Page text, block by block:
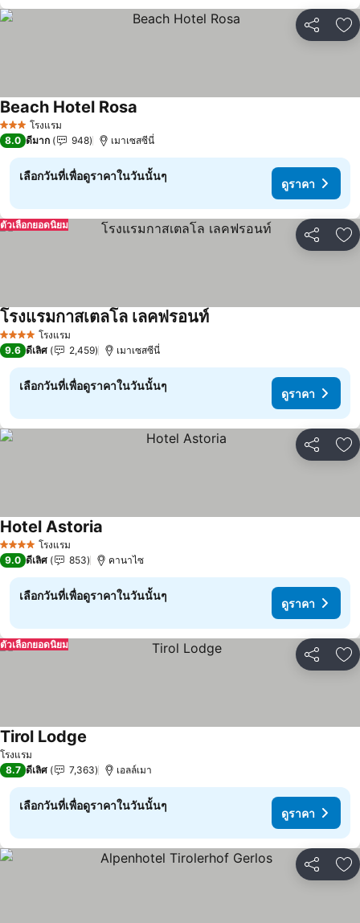
แชร์ เ
3 ดาว โรงแรม
Beach Hotel Rosa
8.0 ดีมาก 948 เมาเซสซีนี่
เลือกวันที่เพื่อดูราคาในวันนั้นๆ
ดูราคา
แชร์ เ
ตัวเลือกยอดนิยม
4 ดาว โรงแรม
โรงแรมกาสเตลโล เลคฟรอนท์ดูราคา
9.6 ดีเลิศ 2,459 เมาเซสซีนี่
เลือกวันที่เพื่อดูราคาในวันนั้นๆ
ดูราคา
แชร์ เ
4 ดาว โรงแรม
Hotel Astoria
9.0 ดีเลิศ 853 คานาไซ
เลือกวันที่เพื่อดูราคาในวันนั้นๆ
ดูราคา
แชร์ เ
ตัวเลือกยอดนิยม
โรงแรม
Tirol Lodge
8.7 ดีเลิศ 7,363 เอลล์เมา
เลือกวันที่เพื่อดูราคาในวันนั้นๆ
ดูราคา
แชร์ เ